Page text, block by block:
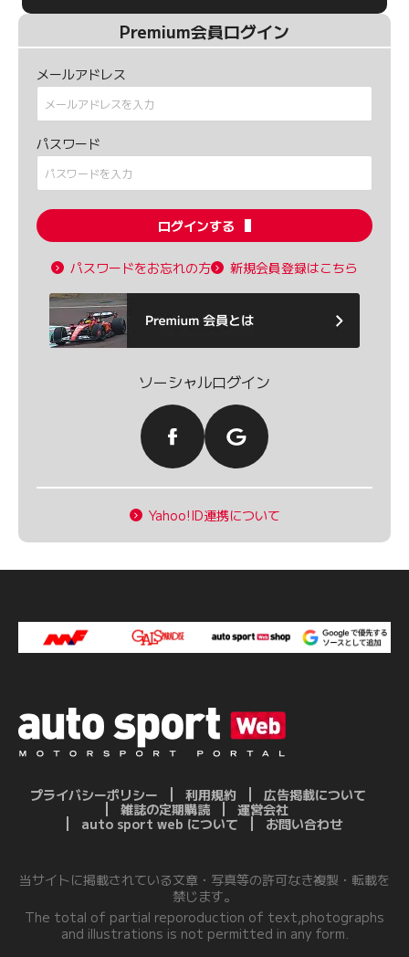
Premium会員ログイン
メールアドレス
パスワード
ログインする
パスワードをお忘れの方 新規会員登録はこちら
ソーシャルログイン
Yahoo!ID連携について
プライバシーポリシー 利用規約
広告掲載について
雑誌の定期購読
運営会社
auto sport web について
お問い合わせ
当サイトに掲載されている文章・写真等の許可なき複製・転載を
禁じます。
The total of partial reporoduction of text,photographs
and illustrations is not permitted in any form.